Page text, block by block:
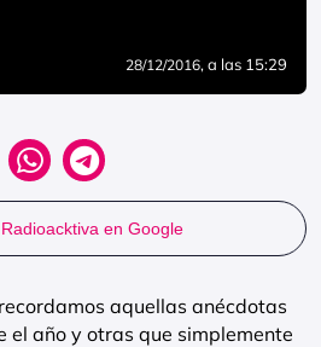
28/12/2016, a las 15:29
en Google
aquellas anécdotas
el año y otras que simplemente